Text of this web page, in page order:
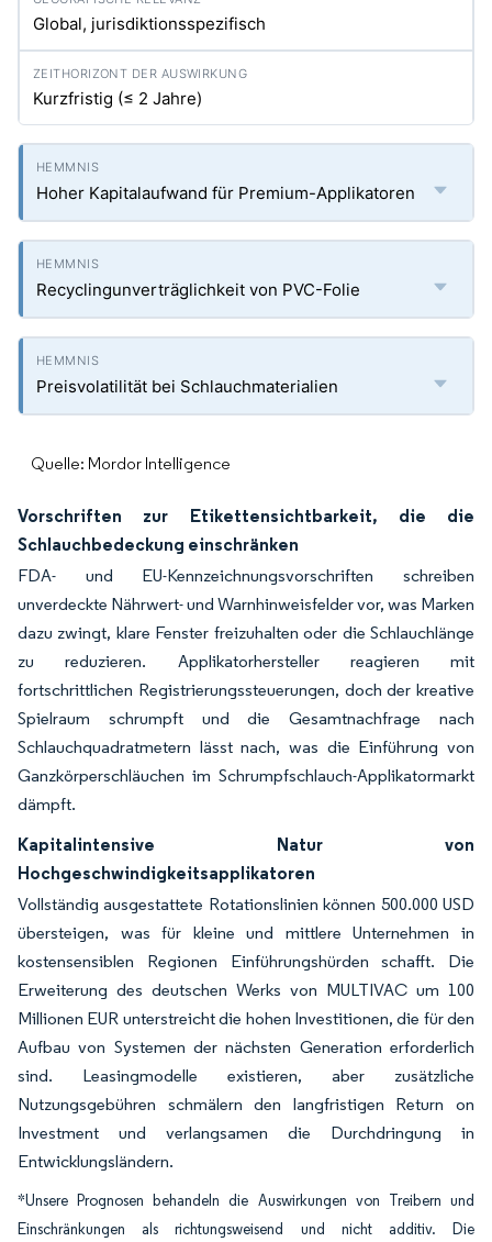
Global, jurisdiktionsspezifisch
Kurzfristig (≤ 2 Jahre)
Hoher Kapitalaufwand für Premium-Applikatoren
Recyclingunverträglichkeit von PVC-Folie
Preisvolatilität bei Schlauchmaterialien
Quelle: Mordor Intelligence
Vorschriften zur Etikettensichtbarkeit, die die
Schlauchbedeckung einschränken
FDA- und EU-Kennzeichnungsvorschriften schreiben
unverdeckte Nährwert- und Warnhinweisfelder vor, was Marken
dazu zwingt, klare Fenster freizuhalten oder die Schlauchlänge
zu reduzieren. Applikatorhersteller reagieren mit
fortschrittlichen Registrierungssteuerungen, doch der kreative
Spielraum schrumpft und die Gesamtnachfrage nach
Schlauchquadratmetern lässt nach, was die Einführung von
Ganzkörperschläuchen im Schrumpfschlauch-Applikatormarkt
dämpft.
Kapitalintensive Natur von
Hochgeschwindigkeitsapplikatoren
Vollständig ausgestattete Rotationslinien können 500.000 USD
übersteigen, was für kleine und mittlere Unternehmen in
kostensensiblen Regionen Einführungshürden schafft. Die
Erweiterung des deutschen Werks von MULTIVAC um 100
Millionen EUR unterstreicht die hohen Investitionen, die für den
Aufbau von Systemen der nächsten Generation erforderlich
sind. Leasingmodelle existieren, aber zusätzliche
Nutzungsgebühren schmälern den langfristigen Return on
Investment und verlangsamen die Durchdringung in
Entwicklungsländern.
*Unsere Prognosen behandeln die Auswirkungen von Treibern und
Einschränkungen als richtungsweisend und nicht additiv. Die